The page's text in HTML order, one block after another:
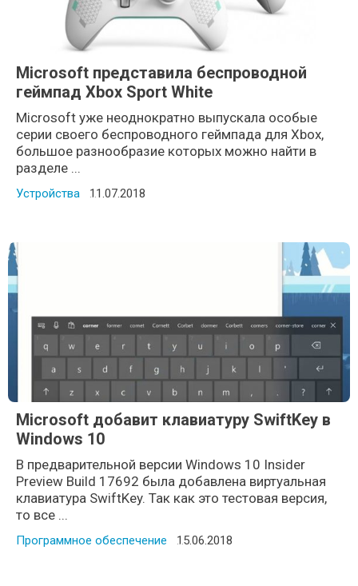
Microsoft представила беспроводной
геймпад Xbox Sport White
Microsoft уже неоднократно выпускала особые
серии своего беспроводного геймпада для Xbox,
большое разнообразие которых можно найти в
разделе ...
Устройства Posted on
11.07.2018
Microsoft добавит клавиатуру SwiftKey в
Windows 10
В предварительной версии Windows 10 Insider
Preview Build 17692 была добавлена виртуальная
клавиатура SwiftKey. Так как это тестовая версия,
то все ...
Программное обеспечение Posted on
15.06.2018